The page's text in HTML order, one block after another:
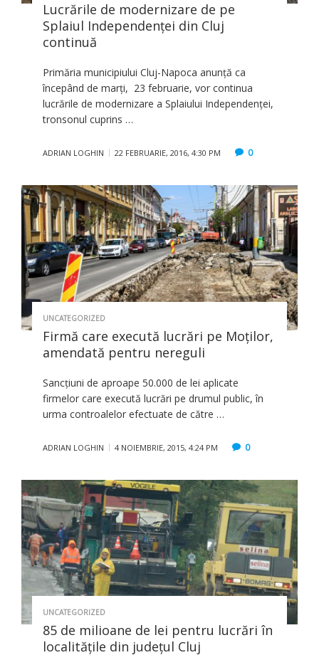
Lucrările de modernizare de pe
Splaiul Independenței din Cluj
continuă
Primăria municipiului Cluj-Napoca anunţă ca
începând de marți, 23 februarie, vor continua
lucrările de modernizare a Splaiului Independenței,
tronsonul cuprins …
ADRIAN LOGHIN 22 FEBRUARIE, 2016, 4:30 PM 0
UNCATEGORIZED
Firmă care execută lucrări pe Moţilor,
amendată pentru nereguli
Sancțiuni de aproape 50.000 de lei aplicate
firmelor care execută lucrări pe drumul public, în
urma controalelor efectuate de către …
ADRIAN LOGHIN 4 NOIEMBRIE, 2015, 4:24 PM 0
UNCATEGORIZED
85 de milioane de lei pentru lucrări în
localităţile din judeţul Cluj